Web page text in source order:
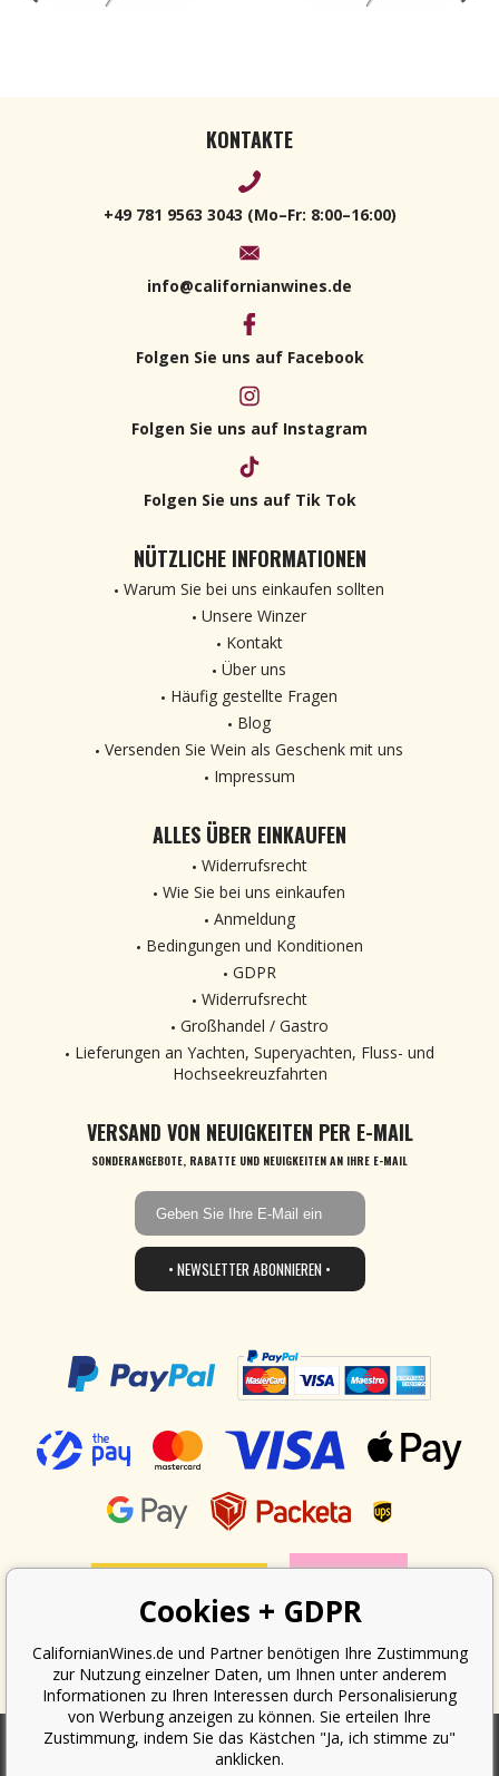
KONTAKTE
+49 781 9563 3043 (Mo–Fr: 8:00–16:00)
info@californianwines.de
Folgen Sie uns auf Facebook
Folgen Sie uns auf Instagram
Folgen Sie uns auf Tik Tok
NÜTZLICHE INFORMATIONEN
Warum Sie bei uns einkaufen sollten
Unsere Winzer
Kontakt
Über uns
Häufig gestellte Fragen
Blog
Versenden Sie Wein als Geschenk mit uns
Impressum
ALLES ÜBER EINKAUFEN
Widerrufsrecht
Wie Sie bei uns einkaufen
Anmeldung
Bedingungen und Konditionen
GDPR
Widerrufsrecht
Großhandel / Gastro
Lieferungen an Yachten, Superyachten, Fluss- und
Hochseekreuzfahrten
VERSAND VON NEUIGKEITEN PER E-MAIL
SONDERANGEBOTE, RABATTE UND NEUIGKEITEN AN IHRE E-MAIL
• NEWSLETTER ABONNIEREN •
Cookies + GDPR
CalifornianWines.de und Partner benötigen Ihre Zustimmung
zur Nutzung einzelner Daten, um Ihnen unter anderem
Informationen zu Ihren Interessen durch Personalisierung
von Werbung anzeigen zu können. Sie erteilen Ihre
Zustimmung, indem Sie das Kästchen "Ja, ich stimme zu"
anklicken.